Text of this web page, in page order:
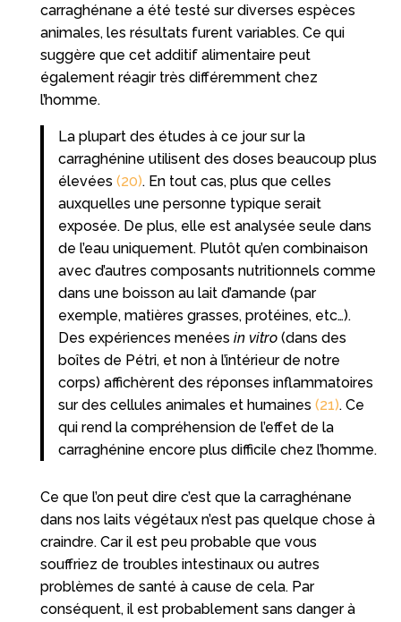
carraghénane a été testé sur diverses espèces
animales, les résultats furent variables. Ce qui
suggère que cet additif alimentaire peut
également réagir très différemment chez
l’homme.
La plupart des études à ce jour sur la
carraghénine utilisent des doses beaucoup plus
élevées (20). En tout cas, plus que celles
auxquelles une personne typique serait
exposée. De plus, elle est analysée seule dans
de l’eau uniquement. Plutôt qu’en combinaison
avec d’autres composants nutritionnels comme
dans une boisson au lait d’amande (par
exemple, matières grasses, protéines, etc…).
Des expériences menées in vitro(dans des
boîtes de Pétri, et non à l’intérieur de notre
corps) affichèrent des réponses inflammatoires
sur des cellules animales et humaines (21). Ce
qui rend la compréhension de l’effet de la
carraghénine encore plus difficile chez l’homme.
Ce que l’on peut dire c’est que la carraghénane
dans nos laits végétaux n’est pas quelque chose à
craindre. Car il est peu probable que vous
souffriez de troubles intestinaux ou autres
problèmes de santé à cause de cela. Par
conséquent, il est probablement sans danger à